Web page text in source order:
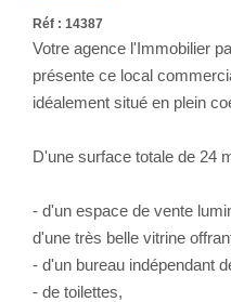
Réf : 14387
Votre agence l'Immobilier
présente ce local
idéalement situé en plein
D'une surface totale de 24
- d'un espace de vente
d'une très belle vitrine
- d'un bureau indépendant
- de toilettes,